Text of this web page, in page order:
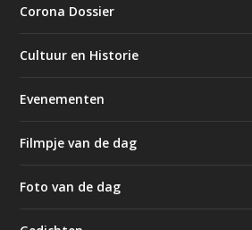
Corona Dossier
Cultuur en Historie
Evenementen
Filmpje van de dag
Foto van de dag